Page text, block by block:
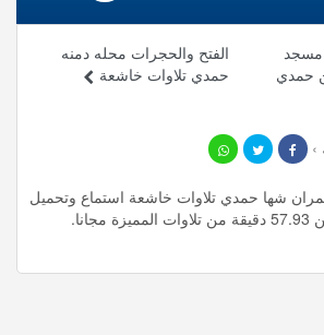
الفتح والحجرات محله دمنه
حمدي تلاوات خاشعة
حمدي
شها حمدي تلاوات خاشعة استماع وتحميل